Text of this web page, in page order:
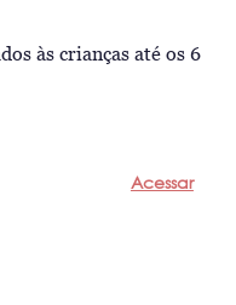
às crianças até os 6
Acessar